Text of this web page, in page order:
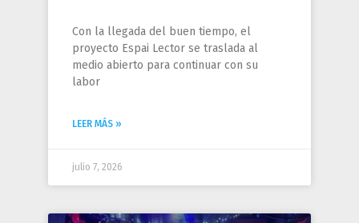
Con la llegada del buen tiempo, el
proyecto Espai Lector se traslada al
medio abierto para continuar con su
labor
LEER MÁS »
julio 7, 2026